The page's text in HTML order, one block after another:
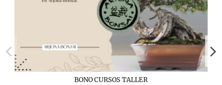
BONO CURSOS TALLER